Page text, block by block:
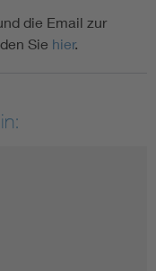
die Email zur
Sie hier.